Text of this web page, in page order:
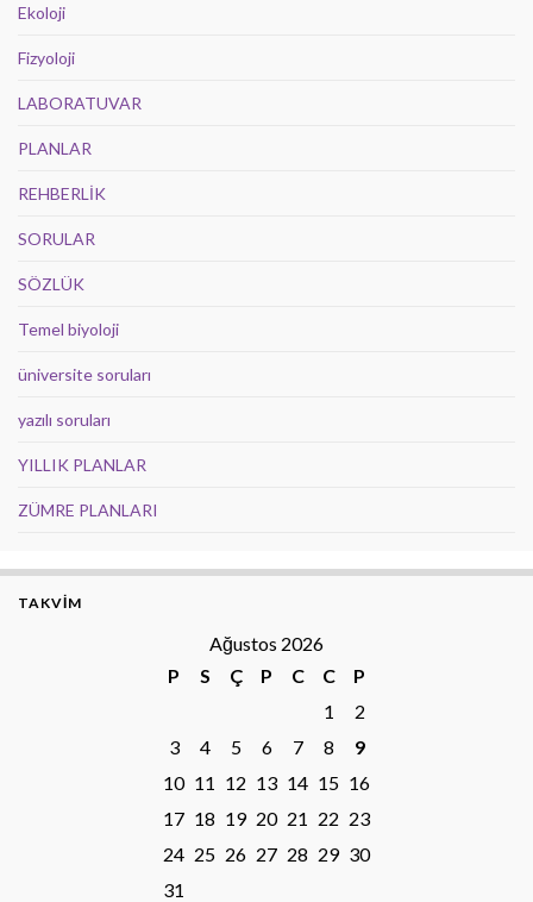
Ekoloji
Fizyoloji
LABORATUVAR
PLANLAR
REHBERLİK
SORULAR
SÖZLÜK
Temel biyoloji
üniversite soruları
yazılı soruları
YILLIK PLANLAR
ZÜMRE PLANLARI
TAKVİM
Ağustos 2026
P
S Ç P C C
P
1
2
3
4 5 6 7 8
9
10 11 12 13 14 15 16
17 18 19 20 21 22 23
24 25 26 27 28 29 30
31